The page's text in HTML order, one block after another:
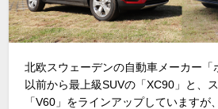
北欧スウェーデンの自動車メーカー「
以前から最上級SUVの「XC90」と、
「V60」をラインアップしていますが